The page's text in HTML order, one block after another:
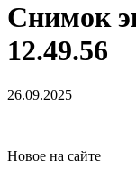
Снимок
12.49.56
26.09.2025
Новое на сайте